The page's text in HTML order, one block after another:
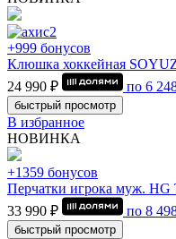
+999 бонусов
Клюшка хоккейная
24 990 ₽
по 6
быстрый просмотр
В избранное
НОВИНКА
+1359 бонусов
Перчатки игрока муж.
33 990 ₽
по 8
быстрый просмотр